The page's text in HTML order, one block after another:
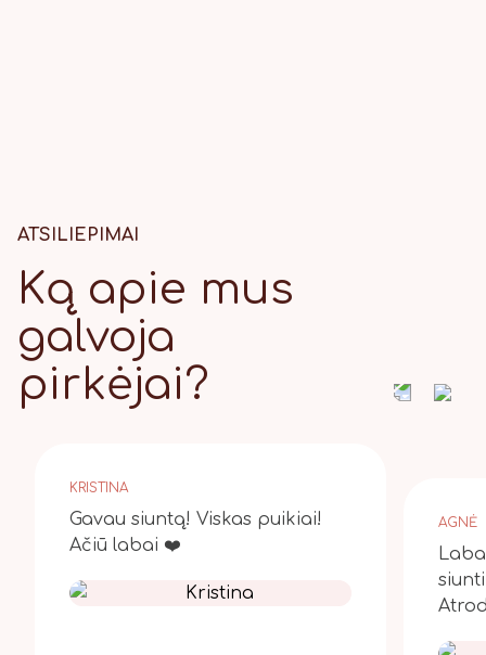
ATSILIEPIMAI
Ką apie mus
galvoja
pirkėjai?
KRISTINA
Gavau siuntą! Viskas puikiai!
Ačiū labai ❤️
AGNĖ